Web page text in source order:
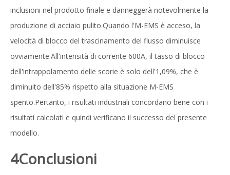
inclusioni nel prodotto finale e danneggerà notevolmente la
produzione di acciaio pulito.Quando l'M-EMS è acceso, la
velocità di blocco del trascinamento del flusso diminuisce
ovviamente.All'intensità di corrente 600A, il tasso di blocco
dell'intrappolamento delle scorie è solo dell'1,09%, che è
diminuito dell'85% rispetto alla situazione M-EMS
spento.Pertanto, i risultati industriali concordano bene con i
risultati calcolati e quindi verificano il successo del presente
modello.
4Conclusioni